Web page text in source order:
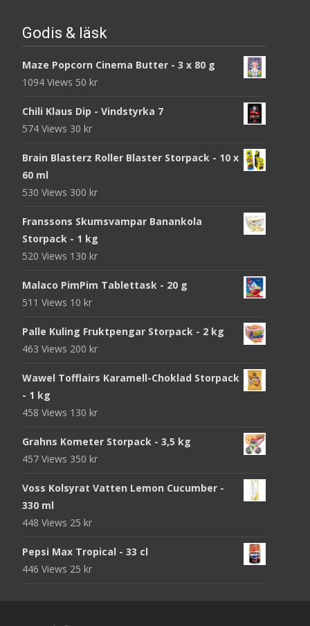
Godis & läsk
Maze Popcorn Cinema Butter - 3 x 80 g
1094 Views 50 kr
Chili Klaus Dip - Vindstyrka 7
574 Views 30 kr
Brain Blasterz Roller Blaster Storpack - 10 x
60 ml
530 Views 300 kr
Franssons Skumsvampar Banankola
Storpack - 1 kg
520 Views 130 kr
Malaco PimPim Tablettask - 20 g
511 Views 10 kr
Palle Kuling Fruktpengar Storpack - 2 kg
463 Views 200 kr
Wawel Tofflairs Karamell-Choklad Storpack
- 1 kg
458 Views 130 kr
Grahns Kometer Storpack - 3,5 kg
457 Views 350 kr
Voss Kolsyrat Vatten Lemon Cucumber -
330 ml
448 Views 25 kr
Pepsi Max Tropical - 33 cl
446 Views 25 kr